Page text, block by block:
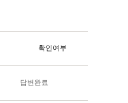
확인여부
답변완료